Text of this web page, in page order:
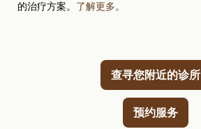
的治疗方案。 了解更多。
查寻您附近的诊所
预约服务